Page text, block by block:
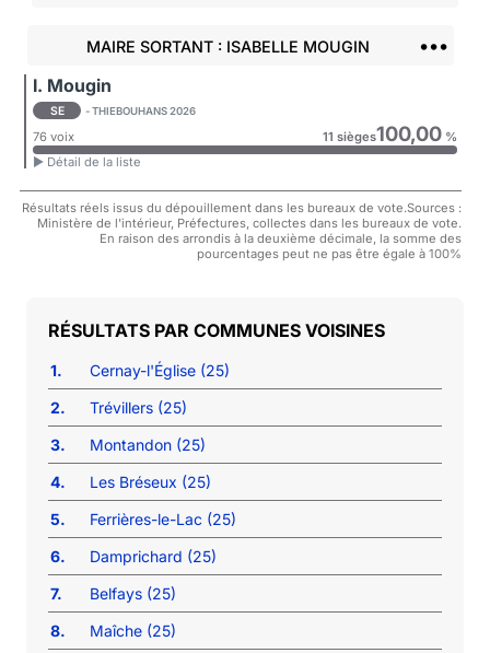
MAIRE SORTANT : ISABELLE MOUGIN •••
I. Mougin
SE - THIEBOUHANS 2026
76 voix 11 sièges100,00%
► Détail de la liste
Résultats réels issus du dépouillement dans les bureaux de vote.Sources :
Ministère de l'intérieur, Préfectures, collectes dans les bureaux de vote.
En raison des arrondis à la deuxième décimale, la somme des
pourcentages peut ne pas être égale à 100%
COMMUNES VOISINES
1.
Cernay-l'Église (25)
2.
Trévillers (25)
3.
Montandon (25)
4.
Les Bréseux (25)
5.
Ferrières-le-Lac (25)
6.
Damprichard (25)
7.
Belfays (25)
8.
Maîche (25)